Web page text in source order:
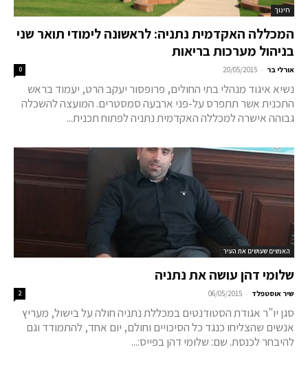
חינוך
המכללה האקדמית נתניה: לראשונה לימודי תואר שני
בניהול מערכות בריאות
אורלי בר -
20/05/2015
0
נשיא איגוד מנהלי בתי החולים, פרופסור יעקב הרט, יעמוד בראש
התכנית אשר תתפרס על-פני ארבעה סמסטרים. המועצה להשכלה
גבוהה אישרה למכללה האקדמית נתניה לפתוח תכנית...
האנשים שעושים את העיר
שלומי דהן עושה את נתניה
שיר אוסטפלד -
06/05/2015
2
סגן יו"ר אגודת הסטודנטים במכללת נתניה חולה על בישול, מעריץ
אנשים שהצליחו כנגד כל הסיכויים וחולם, יום אחד, להתמודד וגם
להיבחר לכנסת. שם: שלומי דהן בפייס:...